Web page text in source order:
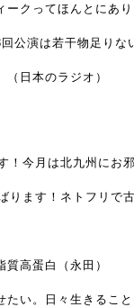
ークってほんとにあり
公演は若干物足りな
（日本のラジオ）
！今月は北九州にお
ります！ネトフリで
質高蛋白（永田）
たい。日々生きること